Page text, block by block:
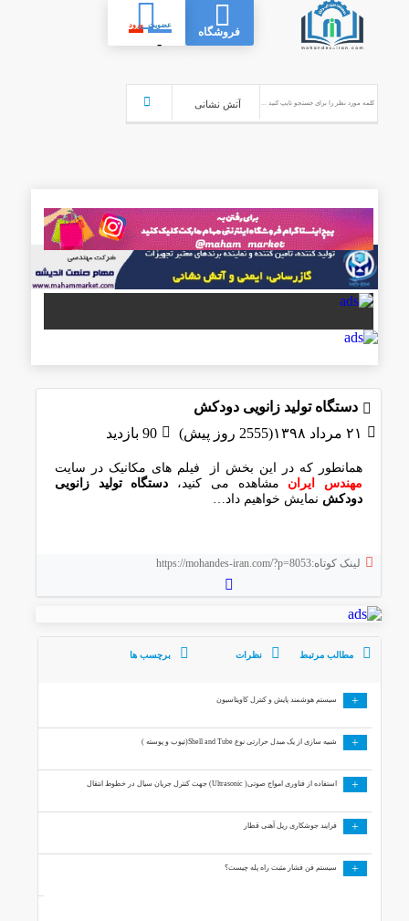
فروشگاه
عضویت
-
ورود
دستگاه تولید زانویی دودکش
۲۱ مرداد ۱۳۹۸(2555 روز پیش)
90 بازدید
همانطور که در این بخش از فیلم های مکانیک در سایت
مهندس ایران مشاهده می کنید، دستگاه تولید زانویی
دودکش نمایش خواهیم داد…
لینک کوتاه:https://mohandes-iran.com/?p=8053
مطالب مرتبط نظرات برچسب ها
+ سیستم هوشمند پایش و کنترل کاویتاسیون
+ شبیه سازی از یک مبدل حرارتی نوع Shell and Tube(تیوب و پوسته )
+ استفاده از فناوری امواج صوتی( Ultrasonic) جهت کنترل جریان سیال در خطوط انتقال
+ فرایند جوشکاری ریل آهنی قطار
+ سیستم فن فشار مثبت راه پله چیست؟